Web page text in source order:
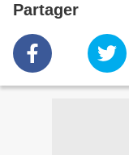
Partager